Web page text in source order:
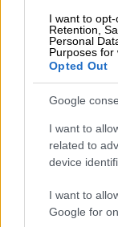
I want to opt-
Retention,
Personal
Purposes for
Opted Out
Google
I want to
related to
device
I want to
Google for
Όπως και τα
Μόνικα
υπάρχει
του ιού και
απαραίτητα
Σε μήνυμά
Τενερίφης
διευθυντής
για τον